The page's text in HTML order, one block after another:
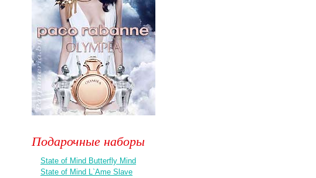
Подарочные наборы
State of Mind Butterfly Mind
State of Mind L`Ame Slave